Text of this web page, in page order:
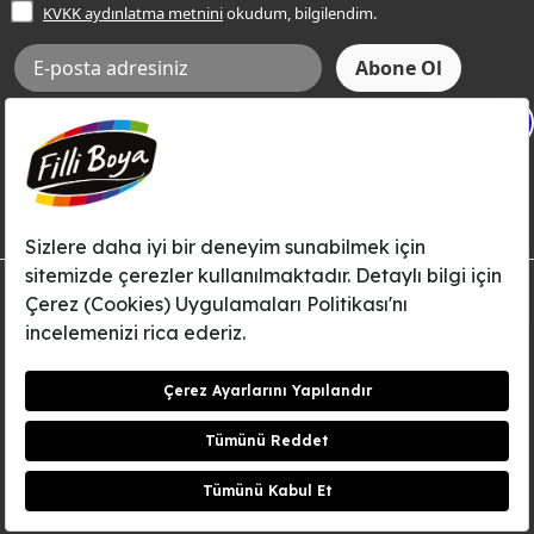
Bilgi Toplumu Hizmetleri
İnternet Sitesi Kullanım Koşulları
KVKK Talep Formu
KVKK Aydınlatma Metni
KVKK aydınlatma metniniokudum, bilgilendim.
Aksi tarafımca bildirilene dek, Betek Boya ve Kimya Sanayi A.Ş.'nin
Filli Boya dahil tüm markaları ile ilgili kampanya, duyuru, hizmetler ve
tanıtım faaliyetleri vb. ile ilgili olarak e-posta yoluyla şahsıma
© Filli Boya 2026. Tüm Hakları Saklıdır.